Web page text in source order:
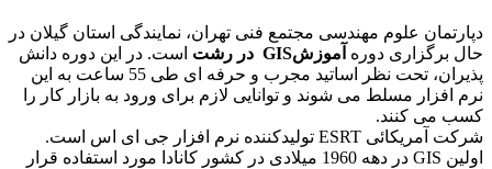
دپارتمان علوم مهندسی مجتمع فنی تهران، نمایندگی استان گیلان در
حال برگزاری دوره آموزشGIS در رشت است. در این دوره دانش
پذیران، تحت نظر اساتید مجرب و حرفه ای طی 55 ساعت به این
نرم افزار مسلط می شوند و توانایی لازم برای ورود به بازار کار را
کسب می کنند.
شرکت آمریکائی ESRT تولیدکننده نرم افزار جی ای اس است.
اولین GIS در دهه 1960 میلادی در کشور کانادا مورد استفاده قرار